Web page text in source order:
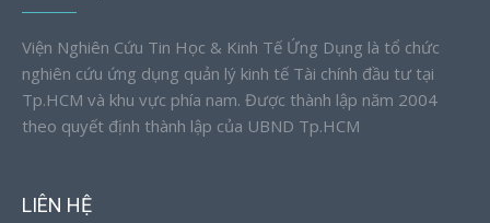
Viện Nghiên Cứu Tin Học & Kinh Tế Ứng Dụng là tổ chức
nghiên cứu ứng dụng quản lý kinh tế Tài chính đầu tư tại
Tp.HCM và khu vực phía nam. Được thành lập năm 2004
theo quyết định thành lập của UBND Tp.HCM
LIÊN HỆ